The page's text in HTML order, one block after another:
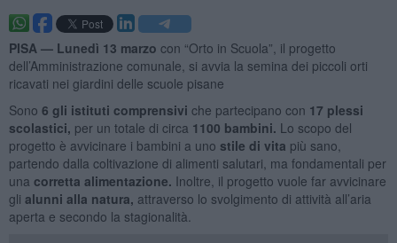
PISA — Lunedì 13 marzo con “Orto in Scuola”, il progetto
dell’Amministrazione comunale, si avvia la semina dei piccoli orti
ricavati nei giardini delle scuole pisane
Sono 6 gli istituti comprensivi che partecipano con 17 plessi
scolastici, per un totale di circa 1100 bambini. Lo scopo del
progetto è avvicinare i bambini a uno stile di vita più sano,
partendo dalla coltivazione di alimenti salutari, ma fondamentali per
una corretta alimentazione. Inoltre, il progetto vuole far avvicinare
gli alunni alla natura, attraverso lo svolgimento di attività all’aria
aperta e secondo la stagionalità.